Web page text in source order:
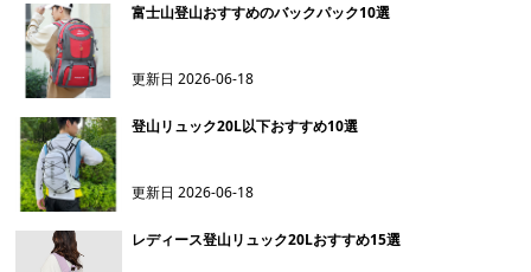
富士山登山おすすめのバックパック10選
更新日2026-06-18
登山リュック20L以下おすすめ10選
更新日2026-06-18
レディース登山リュック20Lおすすめ15選